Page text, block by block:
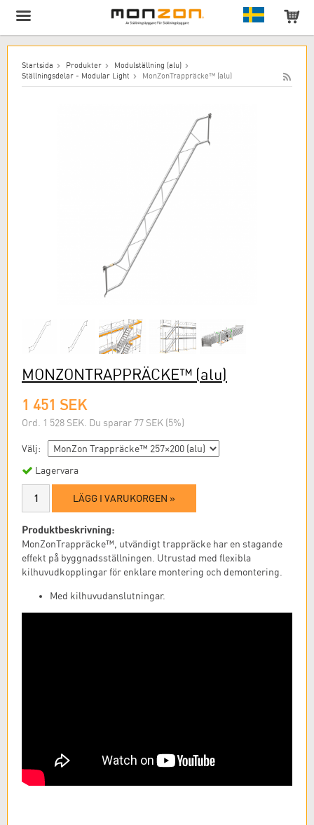
Produkten har lagts till i varukorgen!
Startsida Produkter
Modulställning (alu)
Ställningsdelar - Modular Light
MonZonTrappräcke™ (alu)
MONZONTRAPPRÄCKE™ (alu)
1 451 SEK
Ord. 1 528 SEK. Du sparar 77 SEK (5%)
Välj:
Lagervara
LÄGG I VARUKORGEN »
Produktbeskrivning:
MonZonTrappräcke™, utvändigt trappräcke har en stagande
effekt på byggnadsställningen. Utrustad med flexibla
kilhuvudkopplingar för enklare montering och demontering.
Med kilhuvudanslutningar.